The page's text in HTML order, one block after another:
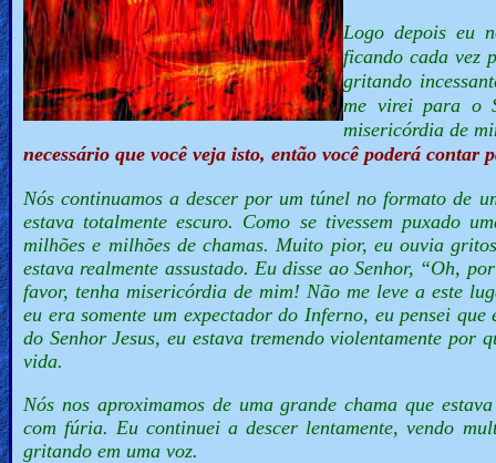
Logo depois eu
ficando cada vez
gritando
me virei para o
misericórdia de
necessário que você veja isto, então você poderá contar
Nós continuamos a descer por um túnel no formato de
estava totalmente escuro. Como se tivessem puxado
milhões e milhões de chamas. Muito pior, eu ouvia
estava realmente assustado. Eu disse ao Senhor, “Oh,
favor, tenha misericórdia de mim! Não me leve a este
eu era somente um expectador do Inferno, eu pensei
do Senhor Jesus, eu estava tremendo violentamente por
vida.
Nós nos aproximamos de uma grande chama que
com fúria. Eu continuei a descer lentamente, vendo
gritando em uma voz.